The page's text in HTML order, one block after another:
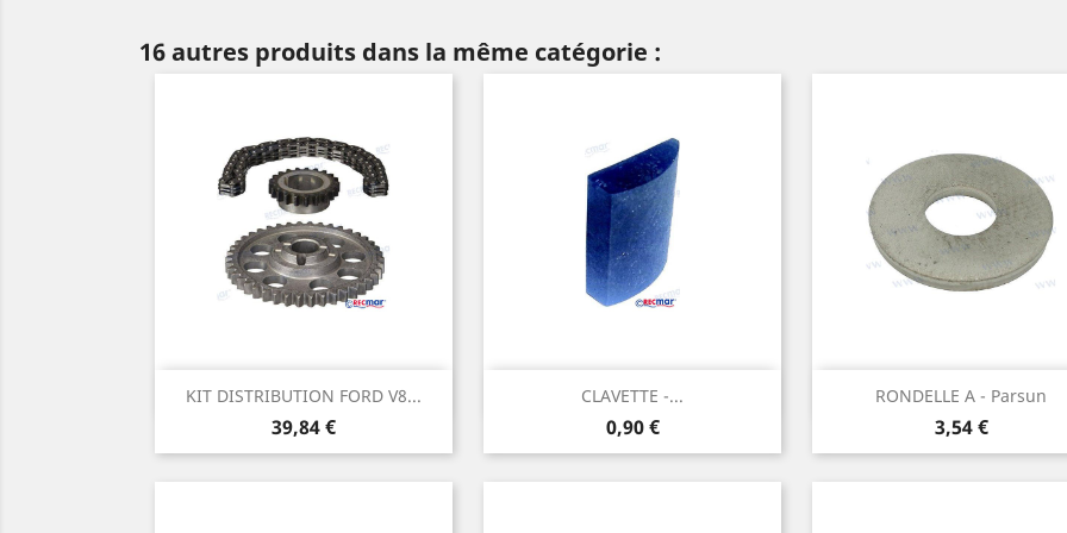
16 autres produits dans la même catégorie :
KIT DISTRIBUTION FORD V8...
Prix
39,84 €
Aperçu rapide CLAVETTE -...
Prix
0,90 €
Aperçu rapide RONDELLE A - Parsun
Prix
3,54 €
Aperçu rapide